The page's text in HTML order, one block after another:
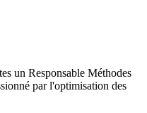
un Responsable Méthodes
par l'optimisation des